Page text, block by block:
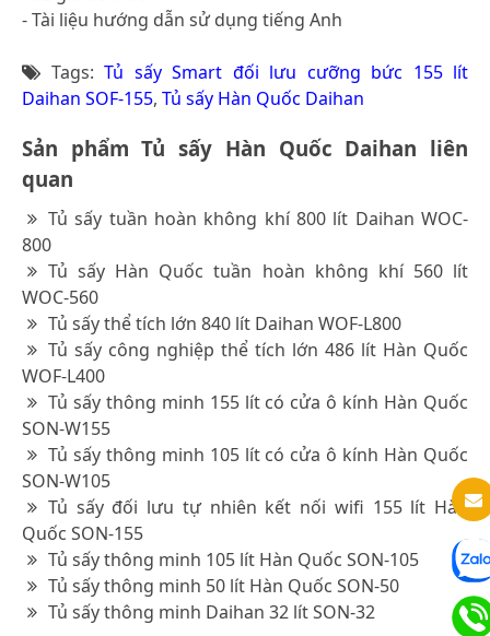
- Tài liệu hướng dẫn sử dụng tiếng Anh
Tags: Tủ sấy Smart đối lưu cưỡng bức 155 lít
Daihan SOF-155, Tủ sấy Hàn Quốc Daihan
Sản phẩm Tủ sấy Hàn Quốc Daihan liên
quan
Tủ sấy tuần hoàn không khí 800 lít Daihan WOC-
800
Tủ sấy Hàn Quốc tuần hoàn không khí 560 lít
WOC-560
Tủ sấy thể tích lớn 840 lít Daihan WOF-L800
Tủ sấy công nghiệp thể tích lớn 486 lít Hàn Quốc
WOF-L400
Tủ sấy thông minh 155 lít có cửa ô kính Hàn Quốc
SON-W155
Tủ sấy thông minh 105 lít có cửa ô kính Hàn Quốc
SON-W105
Tủ sấy đối lưu tự nhiên kết nối wifi 155 lít Hàn
Quốc SON-155
Tủ sấy thông minh 105 lít Hàn Quốc SON-105
Tủ sấy thông minh 50 lít Hàn Quốc SON-50
Tủ sấy thông minh Daihan 32 lít SON-32